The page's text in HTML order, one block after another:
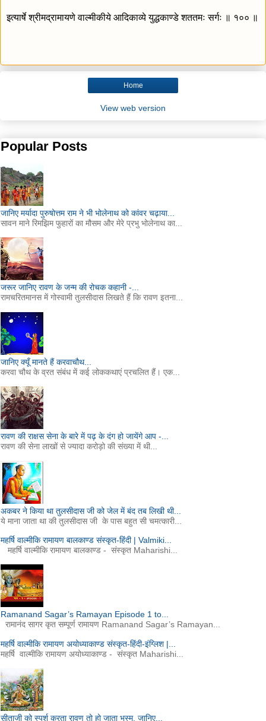
इत्यार्षे श्रीमद्रामायणे वाल्मीकीये आदिकाव्ये युद्धकाण्डे शततमः सर्गः ॥ १०० ॥
Home
View web version
Popular Posts
जानिए मर्यादा पुरुषोत्तम राम ने भी भोलेनाथ को कांवर चढ़ाया...
सावन माने रिमझिम फुहारों का मौसम और मेरे प्रभु भोलेनाथ का...
जरूर जानिए रावण के जन्म की रोचक कहानी -...
रामचरितमानस में गोस्वामी तुलसीदास लिखते हैं कि रावण इतना...
जानिए क्यूँ मानते हैं करवाचौथ...
करवा चौथ के व्रत संबंध में कई लोककथाएं प्रचलित हैं। एक...
रावण की राक्षस सेना के बारे में पढ़ के दंग हो जायेंगे आप -...
रावण की सेना लाखों से ज्यादा करोड़ो की संख्या में थी...
अकबर ने किया था तुलसीदास जी को जेल में बंद तब लिखी थी...
ये माना जाता था की तुलसीदास जी के पास बहुत सी चमत्कारी...
महर्षि वाल्मीकि रामायण बालकाण्ड संस्कृत-हिंदी | Valmiki...
महर्षि वाल्मीकि रामायण बालकाण्ड - संस्कृत Maharishi...
Ramanand Sagar’s Ramayan Episode 1 to...
रामानंद सागर कृत सम्पूर्ण रामायण Ramanand Sagar’s Ramayan...
महर्षि वाल्मीकि रामायण अयोध्याकाण्ड संस्कृत-हिंदी-इंग्लिश |...
महर्षि वाल्मीकि रामायण अयोध्याकाण्ड - संस्कृत Maharishi...
सीताजी को स्पर्श करता रावण तो हो जाता भस्म, जानिए...